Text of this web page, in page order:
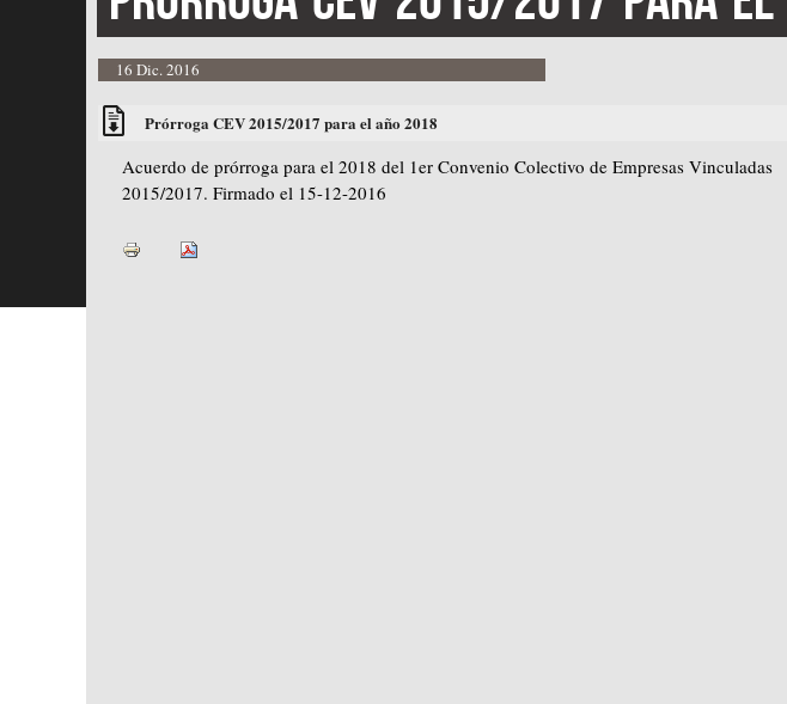
16 Dic. 2016
Prórroga CEV 2015/2017 para el año 2018
Acuerdo de prórroga para el 2018 del 1er Convenio Colectivo de Empresas Vinculadas
2015/2017. Firmado el 15-12-2016